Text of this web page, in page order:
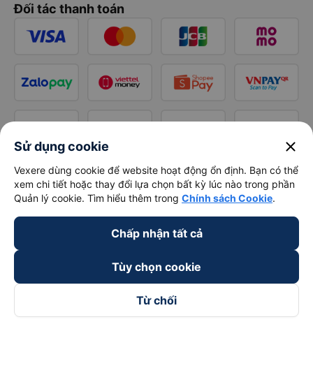
Đối tác thanh toán
Sử dụng cookie close
Vexere dùng cookie để website hoạt động ổn định. Bạn có thể
xem chi tiết hoặc thay đổi lựa chọn bất kỳ lúc nào trong phần
Quản lý cookie. Tìm hiểu thêm trong Chính sách Cookie.
Chấp nhận tất cả
Tùy chọn cookie
Từ chối